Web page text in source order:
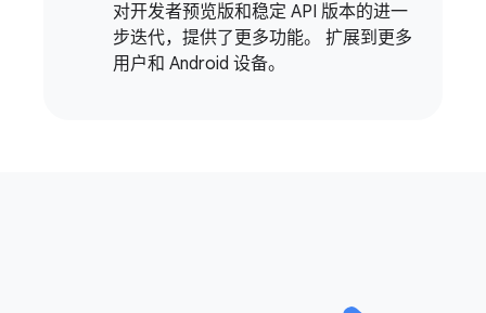
对开发者预览版和稳定 API 版本的进一
步迭代，提供了更多功能。 扩展到更多
用户和 Android 设备。